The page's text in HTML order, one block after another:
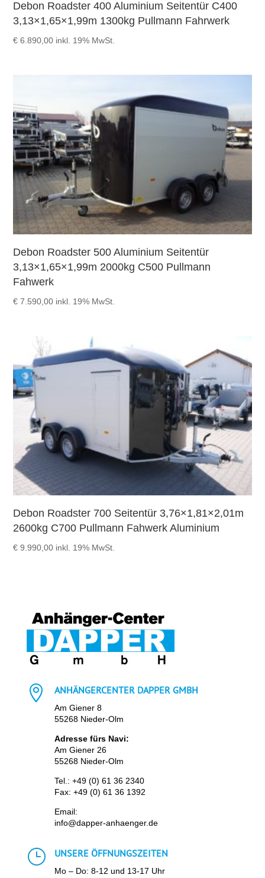
Debon Roadster 400 Aluminium Seitentür C400
3,13×1,65×1,99m 1300kg Pullmann Fahrwerk
€ 6.890,00 inkl. 19% MwSt.
Debon Roadster 500 Aluminium Seitentür
3,13×1,65×1,99m 2000kg C500 Pullmann
Fahwerk
€ 7.590,00 inkl. 19% MwSt.
Debon Roadster 700 Seitentür 3,76×1,81×2,01m
2600kg C700 Pullmann Fahwerk Aluminium
€ 9.990,00 inkl. 19% MwSt.
 ANHÄNGERCENTER DAPPER GMBH
Am Giener 8
55268 Nieder-Olm
Adresse fürs Navi:
Am Giener 26
55268 Nieder-Olm
Tel.: +49 (0) 61 36 2340
Fax: +49 (0) 61 36 1392
Email:
info@dapper-anhaenger.de
} UNSERE ÖFFNUNGSZEITEN
Mo – Do: 8-12 und 13-17 Uhr